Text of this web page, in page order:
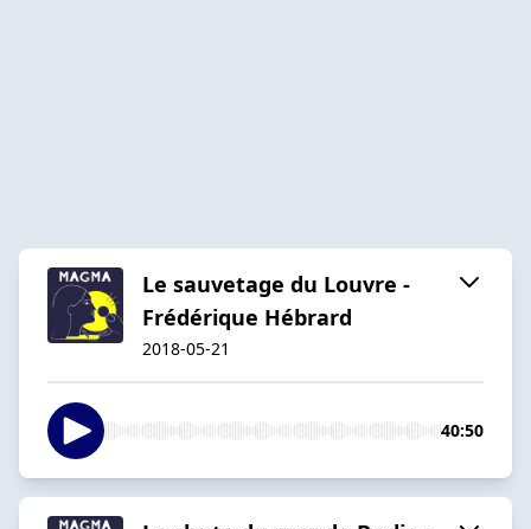
Le sauvetage du Louvre -
Frédérique Hébrard
2018-05-21
40:50